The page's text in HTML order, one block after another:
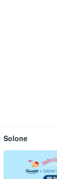
Solone